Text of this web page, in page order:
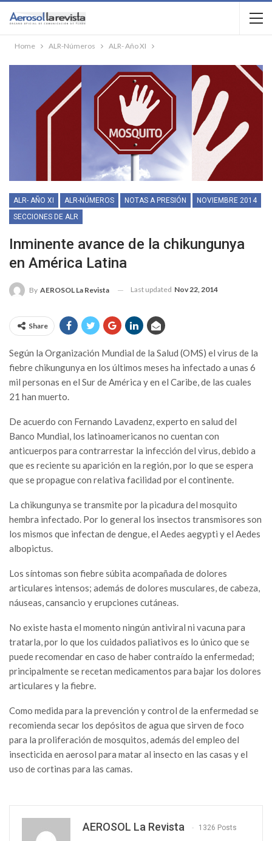
Home ALR-Números ALR- Año XI
ALR- AÑO XI ALR-NÚMEROS NOTAS A PRESIÓN
NOVIEMBRE 2014
SECCIONES DE ALR
Inminente avance de la chikungunya
en América Latina
By AEROSOL La Revista Last updated Nov 22, 2014
Share
Según la Organización Mundial de la Salud (OMS) el virus de la
fiebre chikungunya en los últimos meses ha infectado a unas 6
mil personas en el Sur de América y en el Caribe, de las cuales
21 han muerto.
De acuerdo con Fernando Lavadenz, experto en salud del
Banco Mundial, los latinoamericanos no cuentan con
anticuerpos para contrarrestar la infección del virus, debido a
que es reciente su aparición en la región, por lo que se espera
que se propague con relativa facilidad por el continente.
La chikungunya se transmite por la picadura del mosquito
hembra infectado. Por lo general los insectos transmisores son
los mismos que infectan de dengue, el Aedes aegypti y el Aedes
albopictus.
Los síntomas son fiebre súbita acompañada de dolores
articulares intensos; además de dolores musculares, de cabeza,
náuseas, cansancio y erupciones cutáneas.
No existe hasta el momento ningún antiviral ni vacuna para
tratarla, por lo que los cuidados paliativos es lo único que se
puede recomendar en caso de haber contraído la enfermedad;
principalmente se recetan medicamentos para bajar los dolores
articulares y la fiebre.
Como medida para la prevención y control de la enfermedad se
recomienda secar los depósitos de agua que sirven de foco
para la proliferación de mosquitos, además del empleo del
insecticida en aerosol para matar al insecto en las casas y el
uso de cortinas para las camas.
AEROSOL La Revista 1326 Posts